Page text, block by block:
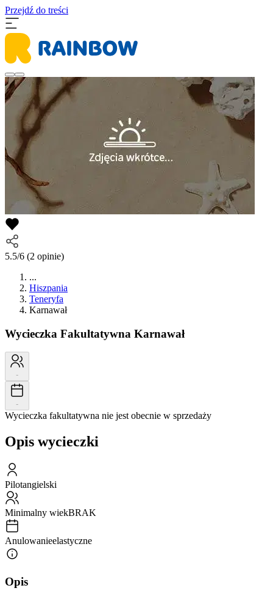
Przejdź do treści
5.5/6 (2 opinie)
...
Hiszpania
Teneryfa
Karnawał
Wycieczka Fakultatywna Karnawał
-
-
Wycieczka fakultatywna nie jest obecnie w sprzedaży
Opis wycieczki
Pilotangielski
Minimalny wiekBRAK
Anulowanieelastyczne
Opis